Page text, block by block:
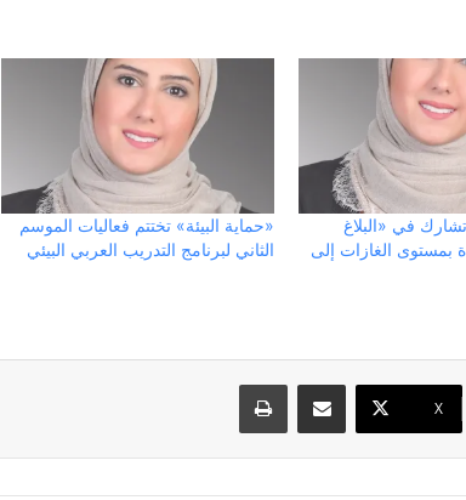
في «البلاغ
بمستوى الغازات إلى
«حماية البيئة» تختتم فعاليات الموسم
الثاني لبرنامج التدريب العربي البيئي
X
مشاركة عبر البريد طباعة